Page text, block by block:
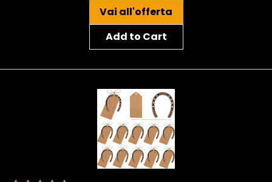
Vai all'offerta
Add to Cart